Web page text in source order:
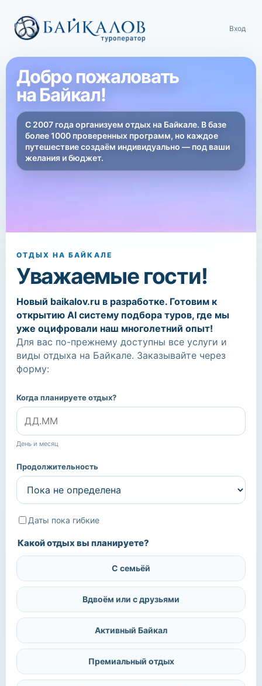
Вход
Добро пожаловать
на Байкал!
С 2007 года организуем отдых на Байкале. В базе
более 1000 проверенных программ, но каждое
путешествие создаём индивидуально — под ваши
желания и бюджет.
ОТДЫХ НА БАЙКАЛЕ
Уважаемые гости!
Новый baikalov.ru в разработке. Готовим к
открытию AI систему подбора туров, где мы
уже оцифровали наш многолетний опыт!
Для вас по-прежнему доступны все услуги и
виды отдыха на Байкале. Заказывайте через
форму:
Когда планируете отдых?
День и месяц
Продолжительность
Даты пока гибкие
Какой отдых вы планируете?
С семьёй
Вдвоём или с друзьями
Активный Байкал
Премиальный отдых